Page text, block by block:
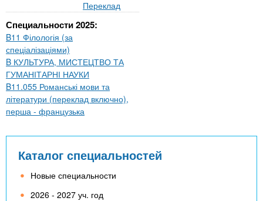
Переклад
Специальности 2025:
B11 Філологія (за
спеціалізаціями)
B КУЛЬТУРА, МИСТЕЦТВО ТА
ГУМАНІТАРНІ НАУКИ
B11.055 Романські мови та
літератури (переклад включно),
перша - французька
Каталог специальностей
Новые специальности
2026 - 2027 уч. год